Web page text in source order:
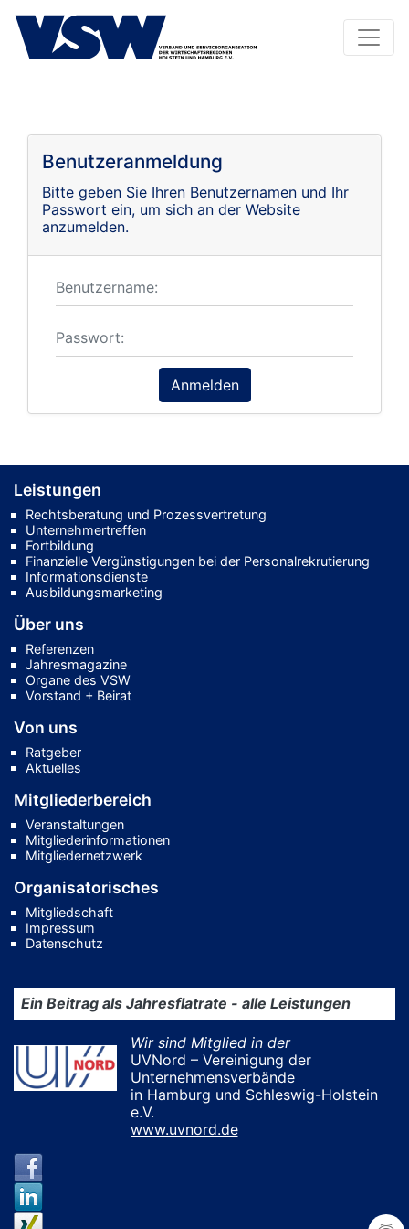
Benutzeranmeldung
Bitte geben Sie Ihren Benutzernamen und Ihr
Passwort ein, um sich an der Website
anzumelden.
Anmelden
Leistungen
Rechtsberatung und Prozessvertretung
Unternehmertreffen
Fortbildung
Finanzielle Vergünstigungen bei der Personalrekrutierung
Informationsdienste
Ausbildungsmarketing
Über uns
Referenzen
Jahresmagazine
Organe des VSW
Vorstand + Beirat
Von uns
Ratgeber
Aktuelles
Mitgliederbereich
Veranstaltungen
Mitgliederinformationen
Mitgliedernetzwerk
Organisatorisches
Mitgliedschaft
Impressum
Datenschutz
Ein Beitrag als Jahresflatrate - alle Leistungen
Wir sind Mitglied in der
UVNord – Vereinigung der
Unternehmensverbände
in Hamburg und Schleswig-Holstein
e.V.
www.uvnord.de